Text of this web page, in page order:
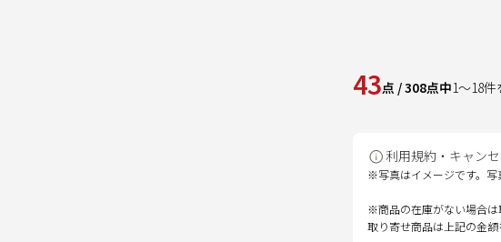
43点 /308点中1～18件
利用規約・キャン
※写真はイメージです。写
※商品の在庫がない場合は
取り寄せ商品は上記の金